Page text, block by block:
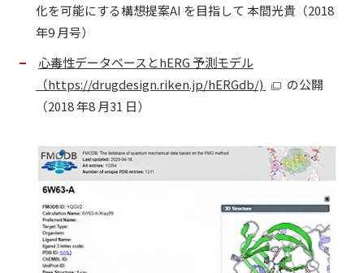
化を可能にする構想提案AI を目指して 本間光貴（2018
年9 月号）
心毒性データベースとhERG 予測モデル
（https://drugdesign.riken.jp/hERGdb/)
の公開
（2018 年8 月31 日）